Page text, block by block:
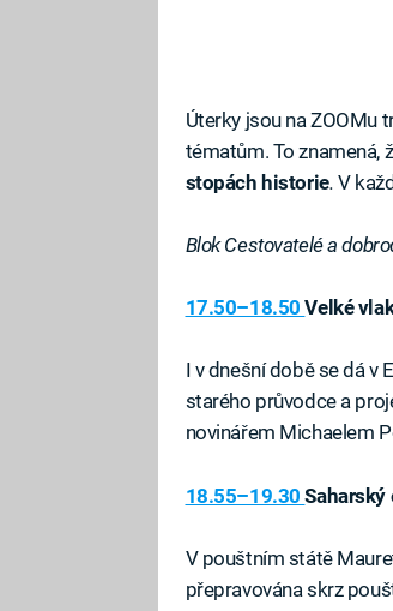
Úterky jsou na ZOOMu
tématům. To znamená,
stopách historie. V
Blok Cestovatelé a
17.50–18.50Velké
I v dnešní době se dá v
starého průvodce a
novinářem Michaelem
18.55–19.30Saharský
V pouštním státě
přepravována skrz